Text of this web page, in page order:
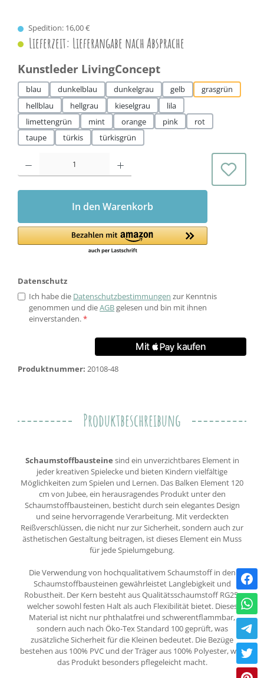
Spedition: 16,00 €
Lieferzeit: Lieferangabe nach Absprache
Kunstleder LivingConceptauswählen
blau dunkelblau dunkelgrau gelb
grasgrün
hellblau
hellgrau kieselgrau
lila
limettengrün
mint orange pink
rot
taupe
türkis türkisgrün
Produkt Anzahl: Gib den gewünschten Wert ein oder benutze die
In den Warenkorb
Datenschutz
Ich habe die Datenschutzbestimmungen zur Kenntnis
genommen und dieAGBgelesen und bin mit ihnen
einverstanden.*
Produktnummer: 20108-48
Produktbeschreibung
Schaumstoffbausteine sind ein unverzichtbares Element in
jeder kreativen Spielecke und bieten Kindern vielfältige
Möglichkeiten zum Spielen und Lernen. Das Balken Element 120
cm von Jubee, ein herausragendes Produkt unter den
Schaumstoffbausteinen, besticht durch sein elegantes Design
und seine hervorragende Verarbeitung. Mit verdeckten
Reißverschlüssen, die nicht nur zur Sicherheit, sondern auch zur
ästhetischen Gestaltung beitragen, ist dieses Element ein Muss
für jede Spielumgebung.
Die Verwendung von hochqualitativem Schaumstoff in den
Schaumstoffbausteinen gewährleistet Langlebigkeit und
Robustheit. Der Kern besteht aus Qualitätsschaumstoff RG25,
welcher sowohl festen Halt als auch Flexibilität bietet. Dieses
Material ist nicht nur phthalatfrei und schwerentflammbar,
sondern auch nach Öko-Tex Standard 100 geprüft, was
zusätzliche Sicherheit für die Kleinen bedeutet. Die Bezüge
bestehen aus 100% PVC und der Träger aus 100% Polyester, was
das Produkt besonders pflegeleicht macht.